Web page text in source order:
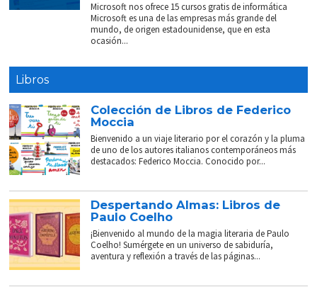
Microsoft nos ofrece 15 cursos gratis de informática
Microsoft es una de las empresas más grande del
mundo, de origen estadounidense, que en esta
ocasión...
Libros
Colección de Libros de Federico
Moccia
Bienvenido a un viaje literario por el corazón y la pluma
de uno de los autores italianos contemporáneos más
destacados: Federico Moccia. Conocido por...
Despertando Almas: Libros de
Paulo Coelho
¡Bienvenido al mundo de la magia literaria de Paulo
Coelho! Sumérgete en un universo de sabiduría,
aventura y reflexión a través de las páginas...